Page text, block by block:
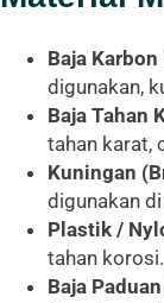
Baja
digunakan,
Baja Tahan
tahan karat,
Kuningan
digunakan
Plastik /
tahan korosi.
Baja